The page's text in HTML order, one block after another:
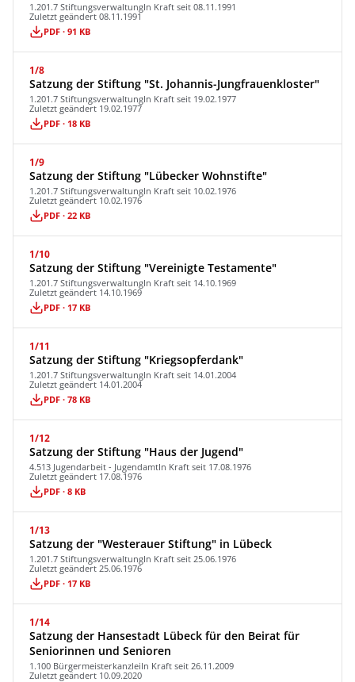
1.201.7 StiftungsverwaltungIn Kraft seit 08.11.1991
Zuletzt geändert 08.11.1991
PDF · 91 KB
1/8
Satzung der Stiftung "St. Johannis-Jungfrauenkloster"
1.201.7 StiftungsverwaltungIn Kraft seit 19.02.1977
Zuletzt geändert 19.02.1977
PDF · 18 KB
1/9
Satzung der Stiftung "Lübecker Wohnstifte"
1.201.7 StiftungsverwaltungIn Kraft seit 10.02.1976
Zuletzt geändert 10.02.1976
PDF · 22 KB
1/10
Satzung der Stiftung "Vereinigte Testamente"
1.201.7 StiftungsverwaltungIn Kraft seit 14.10.1969
Zuletzt geändert 14.10.1969
PDF · 17 KB
1/11
Satzung der Stiftung "Kriegsopferdank"
1.201.7 StiftungsverwaltungIn Kraft seit 14.01.2004
Zuletzt geändert 14.01.2004
PDF · 78 KB
1/12
Satzung der Stiftung "Haus der Jugend"
4.513 Jugendarbeit - JugendamtIn Kraft seit 17.08.1976
Zuletzt geändert 17.08.1976
PDF · 8 KB
1/13
Satzung der "Westerauer Stiftung" in Lübeck
1.201.7 StiftungsverwaltungIn Kraft seit 25.06.1976
Zuletzt geändert 25.06.1976
PDF · 17 KB
1/14
Satzung der Hansestadt Lübeck für den Beirat für
Seniorinnen und Senioren
1.100 BürgermeisterkanzleiIn Kraft seit 26.11.2009
Zuletzt geändert 10.09.2020